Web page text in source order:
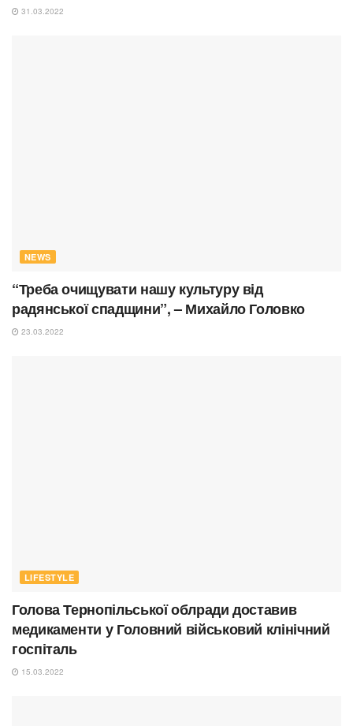
31.03.2022
NEWS
“Треба очищувати нашу культуру від
радянської спадщини”, – Михайло Головко
23.03.2022
LIFESTYLE
Голова Тернопільської облради доставив
медикаменти у Головний військовий клінічний
госпіталь
15.03.2022